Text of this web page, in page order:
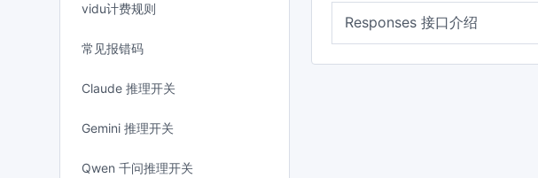
vidu计费规则
常见报错码
Claude 推理开关
Gemini 推理开关
Qwen 千问推理开关
Responses 接口介绍